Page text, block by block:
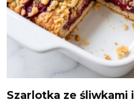
Szarlotka ze śliwkami i